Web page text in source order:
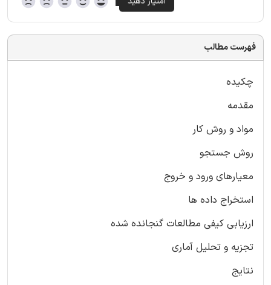
فهرست مطالب
چکیده
مقدمه
مواد و روش کار
روش جستجو
معیارهای ورود و خروج
استخراج داده ها
ارزیابی کیفی مطالعات گنجانده شده
تجزیه و تحلیل آماری
نتایج